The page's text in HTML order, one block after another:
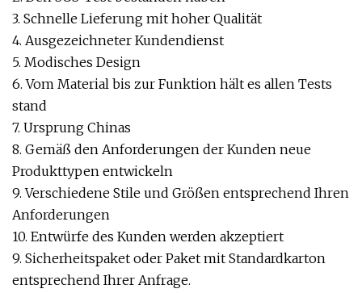
3. Schnelle Lieferung mit hoher Qualität
4. Ausgezeichneter Kundendienst
5. Modisches Design
6. Vom Material bis zur Funktion hält es allen Tests
stand
7. Ursprung Chinas
8. Gemäß den Anforderungen der Kunden neue
Produkttypen entwickeln
9. Verschiedene Stile und Größen entsprechend Ihren
Anforderungen
10. Entwürfe des Kunden werden akzeptiert
9. Sicherheitspaket oder Paket mit Standardkarton
entsprechend Ihrer Anfrage.